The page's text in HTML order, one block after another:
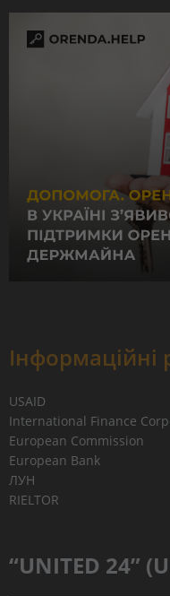
Інформаційні
USAID
International Finance
European Commission
European Bank
ЛУН
RIELTOR
“UNITED 24”